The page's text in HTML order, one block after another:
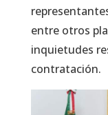
entre otros
inquietudes
contratación.